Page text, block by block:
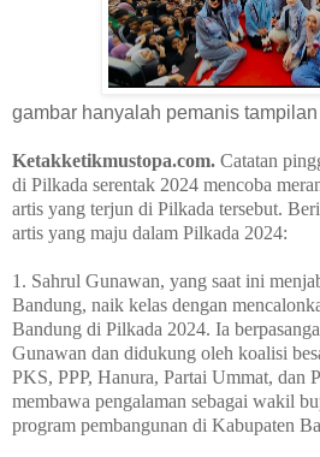
gambar hanyalah pemanis
Ketakketikmustopa.com. Catatan
di Pilkada serentak 2024 mencoba
artis yang terjun di Pilkada tersebut.
artis yang maju dalam Pilkada 2024:
1. Sahrul Gunawan, yang saat ini
Bandung, naik kelas dengan
Bandung di Pilkada 2024. Ia
Gunawan dan didukung oleh koalisi
PKS, PPP, Hanura, Partai Ummat, dan
membawa pengalaman sebagai wakil
program pembangunan di Kabupaten